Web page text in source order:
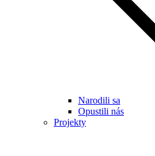
Narodili sa
Opustili nás
Projekty